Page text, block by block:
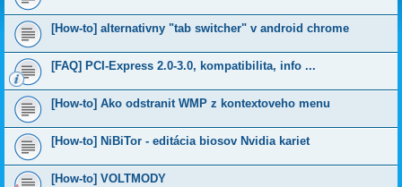
[How-to] alternativny "tab switcher" v android chrome
[FAQ] PCI-Express 2.0-3.0, kompatibilita, info ...
[How-to] Ako odstranit WMP z kontextoveho menu
[How-to] NiBiTor - editácia biosov Nvidia kariet
[How-to] VOLTMODY